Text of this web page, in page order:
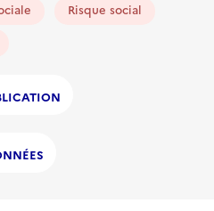
Risque social